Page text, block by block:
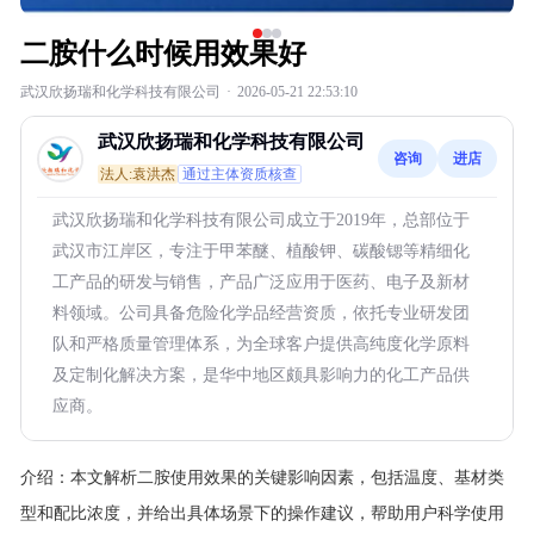
二胺什么时候用效果好
武汉欣扬瑞和化学科技有限公司 · 2026-05-21 22:53:10
武汉欣扬瑞和化学科技有限公司
法人:袁洪杰 通过主体资质核查
咨询 进店
武汉欣扬瑞和化学科技有限公司成立于2019年，总部位于
武汉市江岸区，专注于甲苯醚、植酸钾、碳酸锶等精细化
工产品的研发与销售，产品广泛应用于医药、电子及新材
料领域。公司具备危险化学品经营资质，依托专业研发团
队和严格质量管理体系，为全球客户提供高纯度化学原料
及定制化解决方案，是华中地区颇具影响力的化工产品供
应商。
介绍： 本文解析二胺使用效果的关键影响因素，包括温度、基材类
型和配比浓度，并给出具体场景下的操作建议，帮助用户科学使用